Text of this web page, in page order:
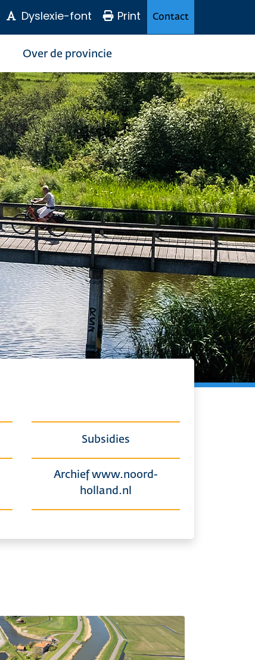
Dyslexie-font Print Contact
Over de provincie
Subsidies
Archief www.noord-
holland.nl